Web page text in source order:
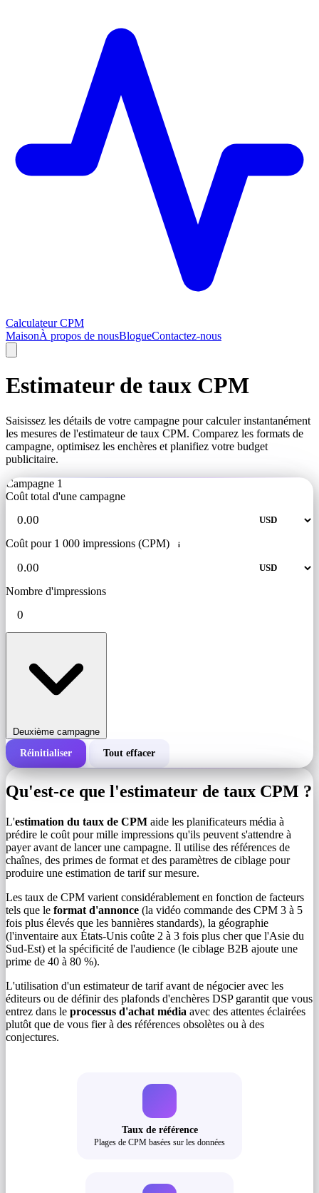
Calculateur CPM
MaisonÀ propos de nousBlogueContactez-nous
Estimateur de taux CPM
Saisissez les détails de votre campagne pour calculer instantanément
les mesures de l'estimateur de taux CPM. Comparez les formats de
campagne, optimisez les enchères et planifiez votre budget
publicitaire.
Campagne 1
Coût total d'une campagne
Coût pour 1 000 impressions (CPM) i
Nombre d'impressions
Deuxième campagne
Coût total d'une campagne
Nombre d'impressions
Réinitialiser Tout effacer
Qu'est-ce que l'estimateur de taux CPM ?
L'estimation du taux de CPM aide les planificateurs média à
prédire le coût pour mille impressions qu'ils peuvent s'attendre à
payer avant de lancer une campagne. Il utilise des références de
chaînes, des primes de format et des paramètres de ciblage pour
produire une estimation de tarif sur mesure.
Les taux de CPM varient considérablement en fonction de facteurs
tels que le format d'annonce (la vidéo commande des CPM 3 à 5
fois plus élevés que les bannières standards), la géographie
(l'inventaire aux États-Unis coûte 2 à 3 fois plus cher que l'Asie du
Sud-Est) et la spécificité de l'audience (le ciblage B2B ajoute une
prime de 40 à 80 %).
L'utilisation d'un estimateur de tarif avant de négocier avec les
éditeurs ou de définir des plafonds d'enchères DSP garantit que vous
entrez dans le processus d'achat média avec des attentes éclairées
plutôt que de vous fier à des références obsolètes ou à des
conjectures.
Taux de référence
Plages de CPM basées sur les données